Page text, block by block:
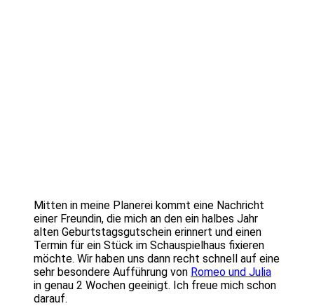
Mitten in meine Planerei kommt eine Nachricht
einer Freundin, die mich an den ein halbes Jahr
alten Geburtstagsgutschein erinnert und einen
Termin für ein Stück im Schauspielhaus fixieren
möchte. Wir haben uns dann recht schnell auf eine
sehr besondere Aufführung von Romeo und Julia
in genau 2 Wochen geeinigt. Ich freue mich schon
darauf.